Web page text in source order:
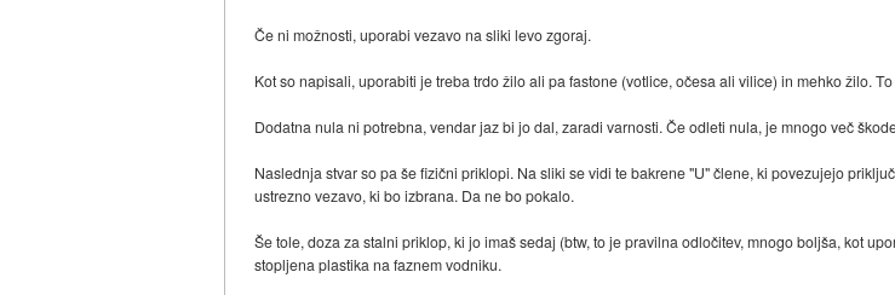
Če ni možnosti, uporabi vezavo na sliki levo zgoraj.
Kot so napisali, uporabiti je treba trdo žilo ali pa fastone (votlice, očesa ali vilice) in mehko žilo.
Dodatna nula ni potrebna, vendar jaz bi jo dal, zaradi varnosti. Če odleti nula, je mnogo več
Naslednja stvar so pa še fizični priklopi. Na sliki se vidi te bakrene "U" člene, ki povezujejo
ustrezno vezavo, ki bo izbrana. Da ne bo pokalo.
Še tole, doza za stalni priklop, ki jo imaš sedaj (btw, to je pravilna odločitev, mnogo boljša, kot
stopljena plastika na faznem vodniku.